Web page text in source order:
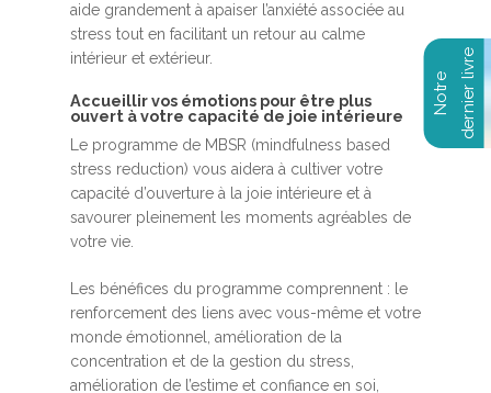
aide grandement à apaiser l’anxiété associée au
stress tout en facilitant un retour au calme
intérieur et extérieur.
Accueillir vos émotions pour être plus
ouvert à votre capacité de joie intérieure
Le programme de MBSR (mindfulness based
stress reduction) vous aidera à cultiver votre
capacité d’ouverture à la joie intérieure et à
savourer pleinement les moments agréables de
votre vie.
Les bénéfices du programme comprennent : le
renforcement des liens avec vous-même et votre
monde émotionnel, amélioration de la
concentration et de la gestion du stress,
amélioration de l’estime et confiance en soi,